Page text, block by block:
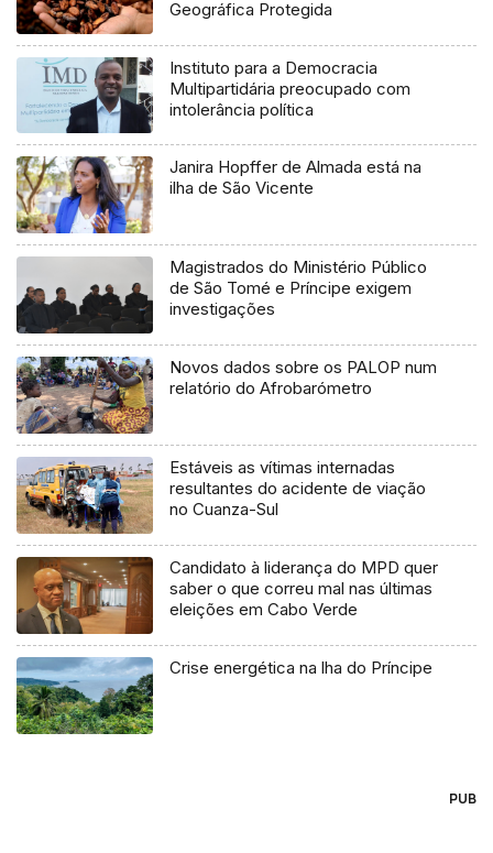
Geográfica Protegida
Instituto para a Democracia
Multipartidária preocupado com
intolerância política
Janira Hopffer de Almada está na
ilha de São Vicente
Magistrados do Ministério Público
de São Tomé e Príncipe exigem
investigações
Novos dados sobre os PALOP num
relatório do Afrobarómetro
Estáveis as vítimas internadas
resultantes do acidente de viação
no Cuanza-Sul
Candidato à liderança do MPD quer
saber o que correu mal nas últimas
eleições em Cabo Verde
Crise energética na lha do Príncipe
PUB